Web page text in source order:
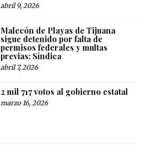
abril 9, 2026
Malecón de Playas de Tijuana
sigue detenido por falta de
permisos federales y multas
previas: Síndica
abril 7, 2026
2 mil 717 votos al gobierno estatal
marzo 16, 2026